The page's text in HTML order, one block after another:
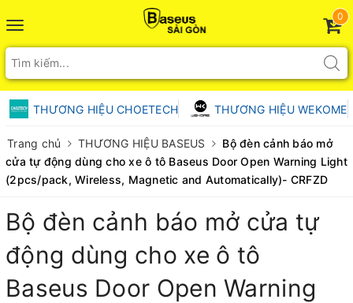
Toggle
navigation
0
THƯƠNG HIỆU CHOETECH THƯƠNG HIỆU WEKOME
Trang chủ THƯƠNG HIỆU BASEUS
Bộ đèn cảnh báo mở
cửa tự động dùng cho xe ô tô Baseus Door Open Warning Light
(2pcs/pack, Wireless, Magnetic and Automatically)- CRFZD
Bộ đèn cảnh báo mở cửa tự
động dùng cho xe ô tô
Baseus Door Open Warning